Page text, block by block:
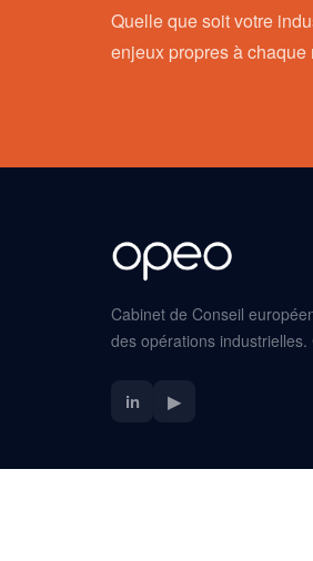
Quelle que soit votre
enjeux propres à
Cabinet de Conseil
des opérations
in ▶